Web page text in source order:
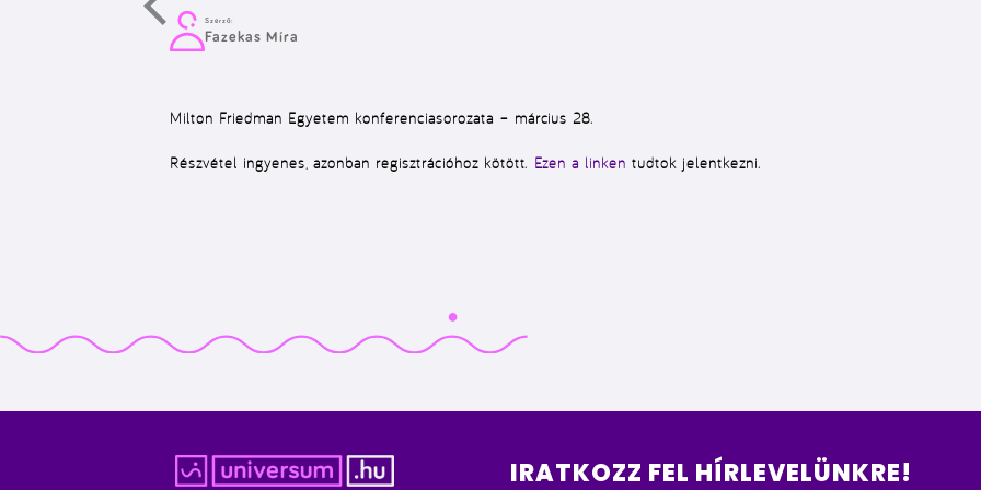
Szerző:
Fazekas Míra
Milton Friedman Egyetem konferenciasorozata – március 28.
Részvétel ingyenes, azonban regisztrációhoz kötött. Ezen a linken tudtok jelentkezni.
IRATKOZZ FEL HÍRLEVELÜNKRE!